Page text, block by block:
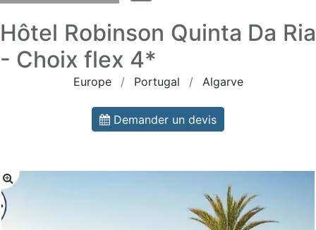
Hôtel Robinson Quinta Da Ria
- Choix flex 4*
Europe Portugal Algarve
Demander un devis